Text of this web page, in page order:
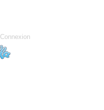
Connexion